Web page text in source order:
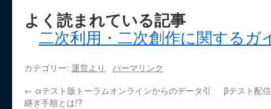
よく読まれている記事
二次利用・二次創作に関するガ
カテゴリー: 運営より
パーマリンク
← αテスト版トーラムオンラインからのデータ引
継ぎ手順とは!?
βテスト配